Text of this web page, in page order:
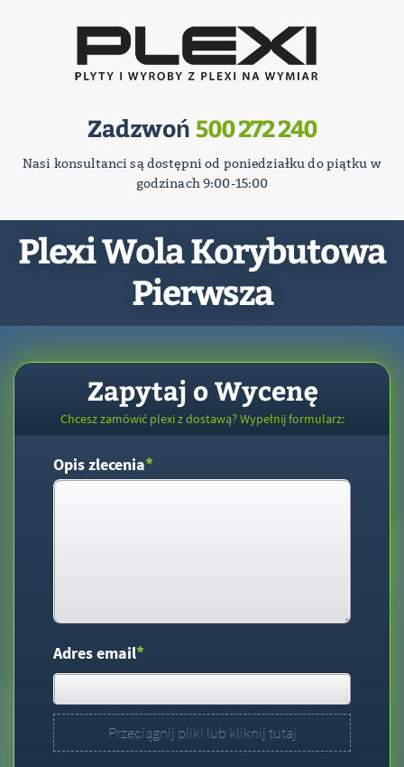
Zadzwoń 500 272 240
Nasi konsultanci są dostępni od poniedziałku do piątku w
godzinach 9:00-15:00
Plexi Wola Korybutowa
Pierwsza
Zapytaj o Wycenę
Chcesz zamówić plexi z dostawą? Wypełnij formularz:
Opis zlecenia*
Adres email*
Przeciągnij pliki lub kliknij tutaj